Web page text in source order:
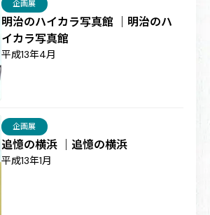
明治のハイカラ写真館 ｜明治のハ
イカラ写真館
企画展
平成13年4月
追憶の横浜 ｜追憶の横浜
企画展
平成13年1月